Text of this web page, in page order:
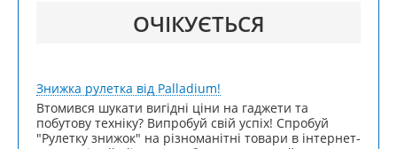
ОЧІКУЄТЬСЯ
Знижка рулетка від Palladium!
Втомився шукати вигідні ціни на гаджети та
побутову техніку? Випробуй свій успіх! Спробуй
"Рулетку знижок" на різноманітні товари в інтернет-